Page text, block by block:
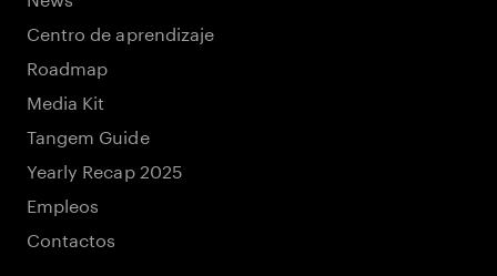
Centro de aprendizaje
Roadmap
Media Kit
Tangem Guide
Yearly Recap 2025
Empleos
Contactos